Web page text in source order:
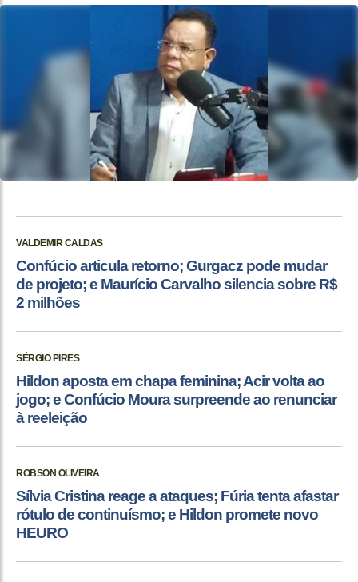
VALDEMIR CALDAS
Confúcio articula retorno; Gurgacz pode mudar
de projeto; e Maurício Carvalho silencia sobre R$
2 milhões
SÉRGIO PIRES
Hildon aposta em chapa feminina; Acir volta ao
jogo; e Confúcio Moura surpreende ao renunciar
à reeleição
ROBSON OLIVEIRA
Sílvia Cristina reage a ataques; Fúria tenta afastar
rótulo de continuísmo; e Hildon promete novo
HEURO